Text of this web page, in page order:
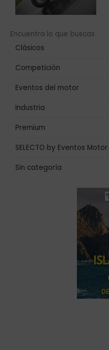
Encuentra lo que buscas
Clásicos
Competición
Eventos del motor
Industria
Premium
SELECTO by Eventos Motor
Sin categoría